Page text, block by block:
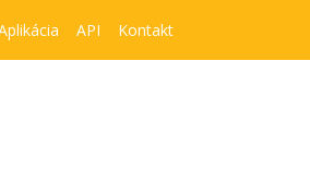
API Kontakt